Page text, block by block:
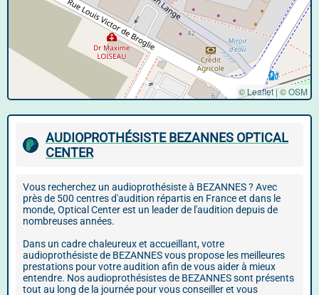
© Leaflet |©OSM
AUDIOPROTHÉSISTE BEZANNES OPTICAL
CENTER
Vous recherchez un audioprothésiste à BEZANNES ? Avec
près de 500 centres d'audition répartis en France et dans le
monde, Optical Center est un leader de l'audition depuis de
nombreuses années.
Dans un cadre chaleureux et accueillant, votre
audioprothésiste de BEZANNES vous propose les meilleures
prestations pour votre audition afin de vous aider à mieux
entendre. Nos audioprothésistes de BEZANNES sont présents
tout au long de la journée pour vous conseiller et vous